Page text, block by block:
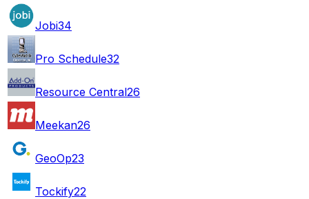
Jobi34
Pro Schedule32
Resource Central26
Meekan26
GeoOp23
Tockify22